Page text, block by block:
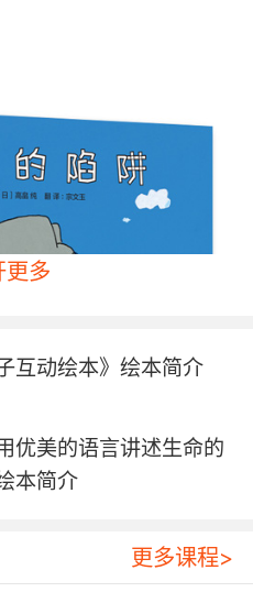
更多
互动绘本》绘本简介
优美的语言讲述生命的
本简介
更多课程>